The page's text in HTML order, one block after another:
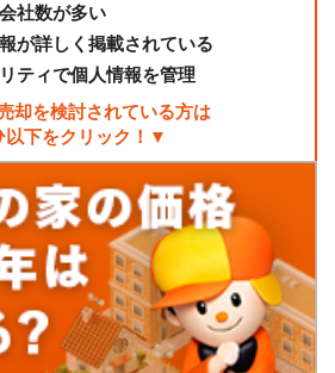
社数が多い
が詳しく掲載されている
ティで個人情報を管理
却を検討されている方は
以下をクリック！▼